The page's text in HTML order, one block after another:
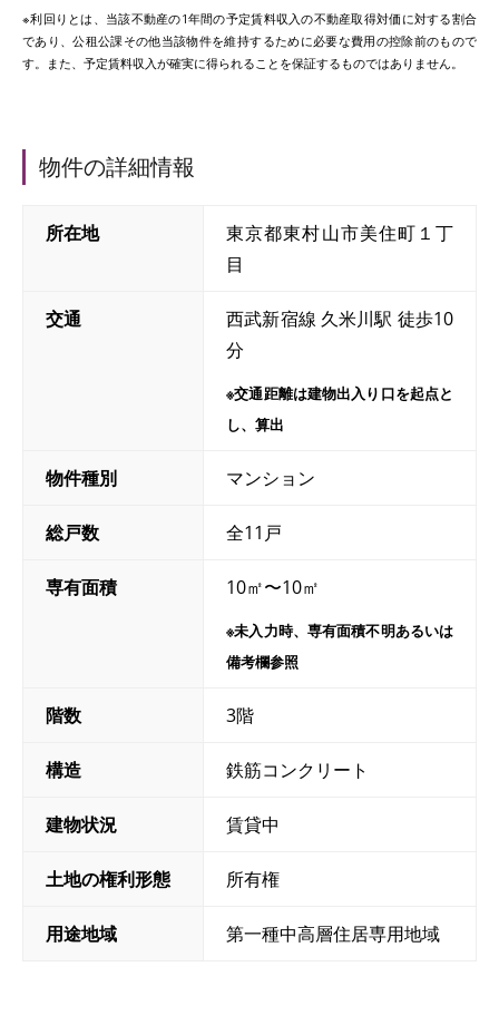
※利回りとは、当該不動産の1年間の予定賃料収入の不動産取得対価に対する割合
であり、公租公課その他当該物件を維持するために必要な費用の控除前のもので
す。また、予定賃料収入が確実に得られることを保証するものではありません。
物件の詳細情報
所在地
東京都東村山市美住町１丁
目
交通
西武新宿線 久米川駅 徒歩10
分
※交通距離は建物出入り口を起点と
し、算出
物件種別 マンション
総戸数 全11戸
専有面積 10㎡〜10㎡
※未入力時、専有面積不明あるいは
備考欄参照
階数 3階
構造 鉄筋コンクリート
建物状況 賃貸中
土地の権利形態 所有権
用途地域 第一種中高層住居専用地域